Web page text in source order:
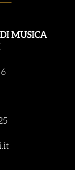
MUSICA